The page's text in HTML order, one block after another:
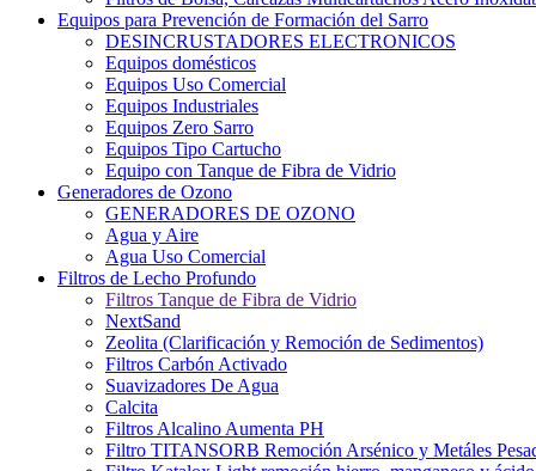
Equipos para Prevención de Formación del Sarro
DESINCRUSTADORES ELECTRONICOS
Equipos domésticos
Equipos Uso Comercial
Equipos Industriales
Equipos Zero Sarro
Equipos Tipo Cartucho
Equipo con Tanque de Fibra de Vidrio
Generadores de Ozono
GENERADORES DE OZONO
Agua y Aire
Agua Uso Comercial
Filtros de Lecho Profundo
Filtros Tanque de Fibra de Vidrio
NextSand
Zeolita (Clarificación y Remoción de Sedimentos)
Filtros Carbón Activado
Suavizadores De Agua
Calcita
Filtros Alcalino Aumenta PH
Filtro TITANSORB Remoción Arsénico y Metáles